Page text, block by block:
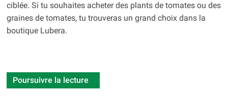
ciblée. Si tu souhaites acheter des plants de tomates ou des
graines de tomates, tu trouveras un grand choix dans la
boutique Lubera.
Poursuivre la lecture